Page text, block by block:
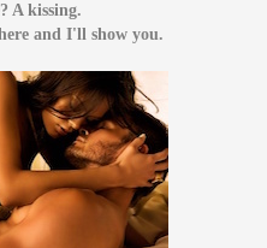
.What's love? A kissing
.What's kissing? Come here and I'll show you